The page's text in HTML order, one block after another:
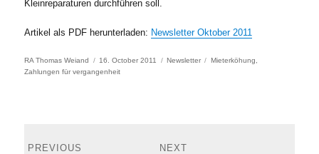
Kleinreparaturen durchführen soll.
Artikel als PDF herunterladen: Newsletter Oktober 2011
Author
RA Thomas Weiand
Posted
on
16. October 2011 Categories
Newsletter Tags
Mieterköhung
Zahlungen für vergangenheit
navigation
PREVIOUS
NEXT